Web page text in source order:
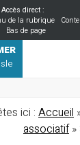
Accès direct :
de la rubrique
Bas de page
ici : Accueil
associatif»